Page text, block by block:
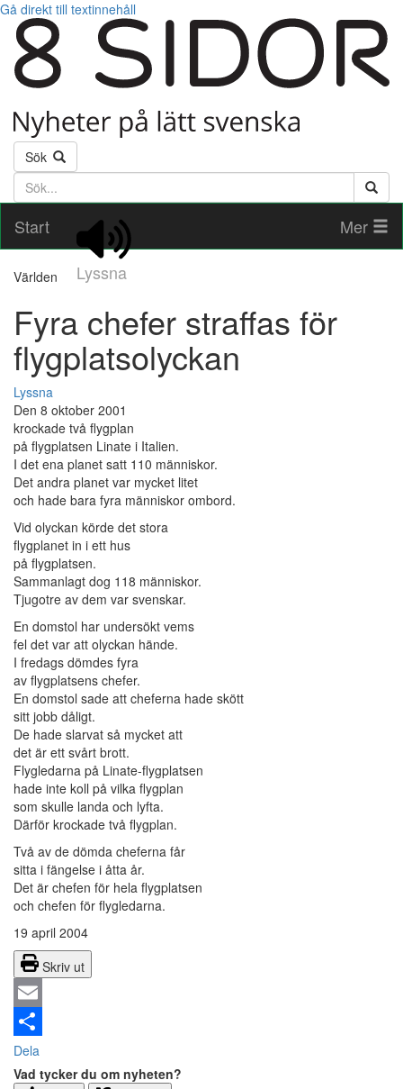
Gå direkt till textinnehåll
Sök
Söktext
Start
Lyssna
Mer
Världen
Fyra chefer straffas för
flygplatsolyckan
Lyssna
Den 8 oktober 2001
krockade två flygplan
på flygplatsen Linate i Italien.
I det ena planet satt 110 människor.
Det andra planet var mycket litet
och hade bara fyra människor ombord.
Vid olyckan körde det stora
flygplanet in i ett hus
på flygplatsen.
Sammanlagt dog 118 människor.
Tjugotre av dem var svenskar.
En domstol har undersökt vems
fel det var att olyckan hände.
I fredags dömdes fyra
av flygplatsens chefer.
En domstol sade att cheferna hade skött
sitt jobb dåligt.
De hade slarvat så mycket att
det är ett svårt brott.
Flygledarna på Linate-flygplatsen
hade inte koll på vilka flygplan
som skulle landa och lyfta.
Därför krockade två flygplan.
Två av de dömda cheferna får
sitta i fängelse i åtta år.
Det är chefen för hela flygplatsen
och chefen för flygledarna.
19 april 2004
Skriv ut
Email
Dela
Vad tycker du om nyheten?